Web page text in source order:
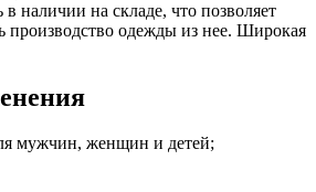
в наличии на складе, что позволяет
производство одежды из нее. Широкая
мужчин, женщин и детей;